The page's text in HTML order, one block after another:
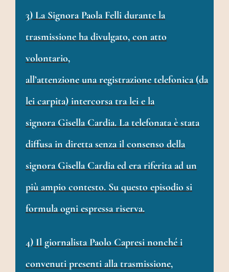
3) La Signora Paola Felli durante la
trasmissione ha divulgato, con atto
volontario,
all’attenzione una registrazione telefonica (da
lei carpita) intercorsa tra lei e la
signora Gisella Cardia. La telefonata è stata
diffusa in diretta senza il consenso della
signora Gisella Cardia ed era riferita ad un
più ampio contesto. Su questo episodio si
formula ogni espressa riserva.
4) Il giornalista Paolo Capresi nonché i
convenuti presenti alla trasmissione,